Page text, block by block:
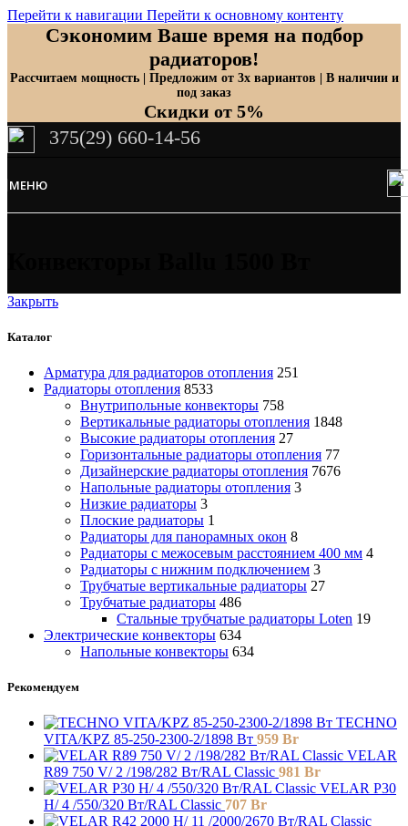
Перейти к навигации Перейти к основному контенту
Сэкономим Ваше время на подбор
радиаторов!
Рассчитаем мощность | Предложим от 3х вариантов | В наличии и
под заказ
Скидки от 5%
375(29) 660-14-56
МЕНЮ
Закрыть
Каталог
Арматура для радиаторов отопления 251
Радиаторы отопления 8533
Внутрипольные конвекторы 758
Вертикальные радиаторы отопления 1848
Высокие радиаторы отопления 27
Горизонтальные радиаторы отопления 77
Дизайнерские радиаторы отопления 7676
Напольные радиаторы отопления 3
Низкие радиаторы 3
Плоские радиаторы 1
Радиаторы для панорамных окон 8
Радиаторы с межосевым расстоянием 400 мм 4
Радиаторы с нижним подключением 3
Трубчатые вертикальные радиаторы 27
Трубчатые радиаторы 486
Cтальные трубчатые радиаторы Loten 19
Электрические конвекторы 634
Напольные конвекторы 634
Рекомендуем
TECHNO
VITA/KPZ 85-250-2300-2/1898 Вт 959 Br
VELAR
R89 750 V/ 2 /198/282 Вт/RAL Classic 981 Br
VELAR P30
H/ 4 /550/320 Вт/RAL Classic 707 Br